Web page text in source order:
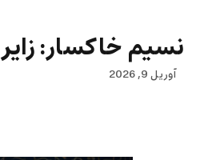
نسیم خاکسار: زایر
آوریل 9, 2026